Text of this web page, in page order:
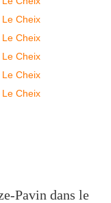
Pavin dans le